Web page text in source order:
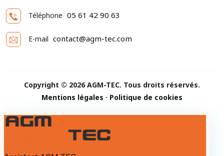
Téléphone 05 61 42 90 63
E-mail contact@agm-tec.com
Copyright © 2026 AGM-TEC. Tous droits réservés.
Mentions légales · Politique de cookies